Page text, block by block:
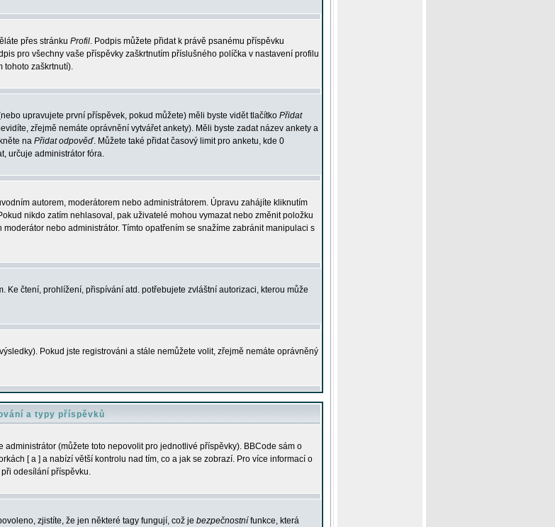
přes stránku Profil. Podpis můžete přidat k právě psanému příspěvku
pro všechny vaše příspěvky zaškrtnutím příslušného políčka v nastavení profilu
tohoto zaškrtnutí).
upravujete první příspěvek, pokud můžete) měli byste vidět tlačítko Přidat
zřejmě nemáte oprávnění vytvářet ankety). Měli byste zadat název ankety a
na Přidat odpověď. Můžete také přidat časový limit pro anketu, kde 0
určuje administrátor fóra.
autorem, moderátorem nebo administrátorem. Úpravu zahájíte kliknutím
nikdo zatím nehlasoval, pak uživatelé mohou vymazat nebo změnit položku
nebo administrátor. Tímto opatřením se snažíme zabránit manipulaci s
Ke čtení, prohlížení, přispívání atd. potřebujete zvláštní autorizaci, kterou může
Pokud jste registrováni a stále nemůžete volit, zřejmě nemáte oprávněný
a typy příspěvků
(můžete toto nepovolit pro jednotlivé příspěvky). BBCode sám o
[ a ] a nabízí větší kontrolu nad tím, co a jak se zobrazí. Pro více informací o
odesílání příspěvku.
zjistíte, že jen některé tagy fungují, což je bezpečnostní funkce, která